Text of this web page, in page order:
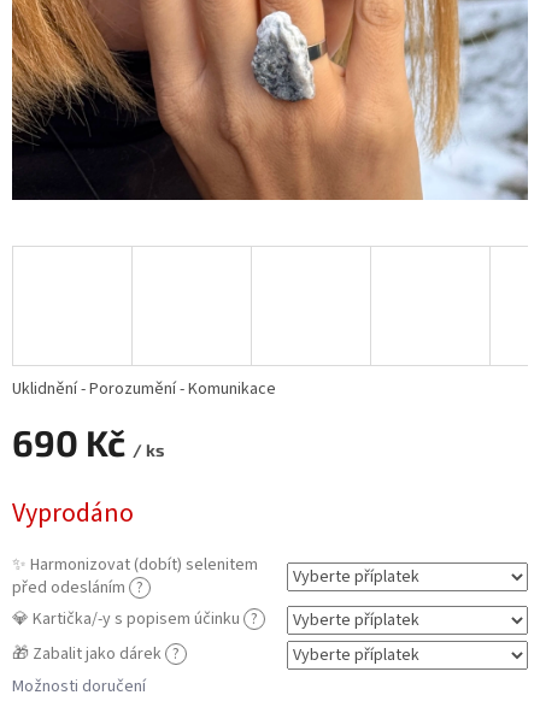
690 Kč / ks
cena:
Vyprodáno
✨ Harmonizovat (dobít) selenitem
před odesláním ?
💎 Kartička/-y s popisem účinku ?
🎁 Zabalit jako dárek ?
Možnosti doručení
Uklidnění - Porozumění - Komunikace